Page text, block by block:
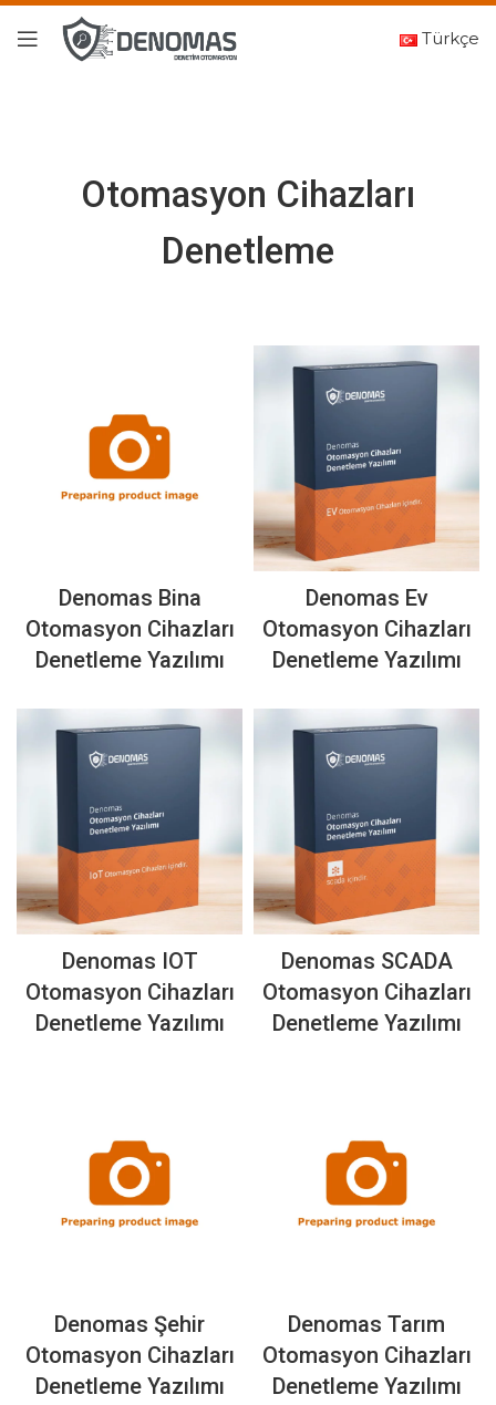
Türkçe
Otomasyon Cihazları
Denetleme
Denomas Bina
Otomasyon Cihazları
Denetleme Yazılımı
Denomas Ev
Otomasyon Cihazları
Denetleme Yazılımı
Denomas IOT
Otomasyon Cihazları
Denetleme Yazılımı
Denomas SCADA
Otomasyon Cihazları
Denetleme Yazılımı
Denomas Şehir
Otomasyon Cihazları
Denetleme Yazılımı
Denomas Tarım
Otomasyon Cihazları
Denetleme Yazılımı